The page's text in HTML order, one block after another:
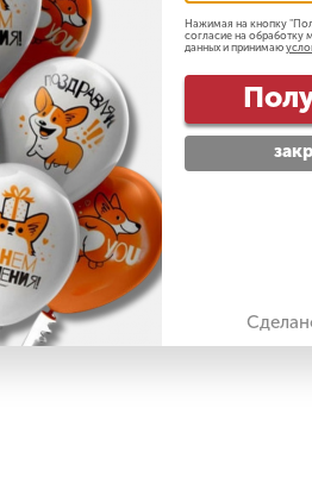
Нажимая на кнопку "
согласие на обработку
данных и принимаю